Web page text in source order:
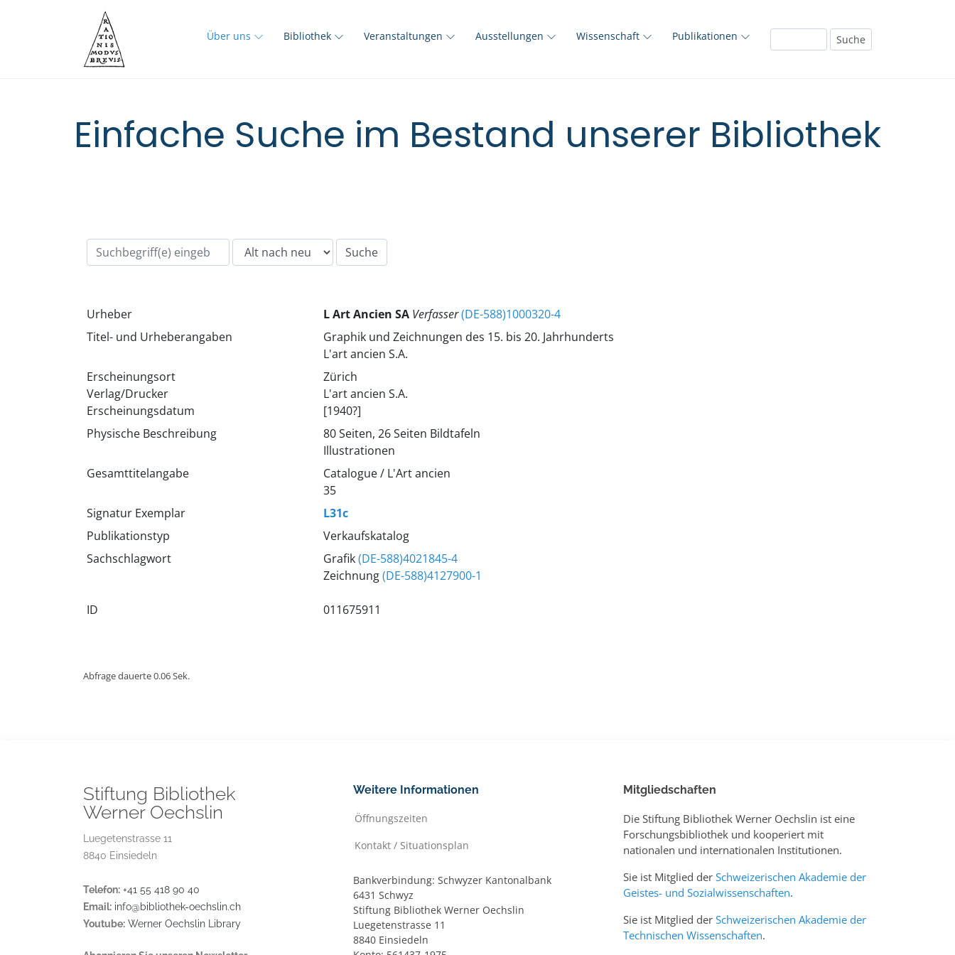
Über uns Bibliothek Veranstaltungen Ausstellungen Wissenschaft Publikationen
Einfache Suche im Bestand unserer Bibliothek
Urheber L Art Ancien SA Verfasser(DE-588)1000320-4
Titel- und Urheberangaben
Graphik und Zeichnungen des 15. bis 20. Jahrhunderts
L'art ancien S.A.
Erscheinungsort
Verlag/Drucker
Erscheinungsdatum
Zürich
L'art ancien S.A.
[1940?]
Physische Beschreibung
80 Seiten, 26 Seiten Bildtafeln
Illustrationen
Gesamttitelangabe
Catalogue / L'Art ancien
35
Signatur Exemplar
L31c
Publikationstyp
Verkaufskatalog
Sachschlagwort
Grafik(DE-588)4021845-4
Zeichnung(DE-588)4127900-1
ID 011675911
Abfrage dauerte 0.06 Sek.
Stiftung Bibliothek
Werner Oechslin
Luegetenstrasse 11
8840 Einsiedeln
Telefon: +41 55 418 90 40
Email: info@bibliothek-oechslin.ch
Youtube: Werner Oechslin Library
Weitere Informationen
Öffnungszeiten
Kontakt / Situationsplan
Bankverbindung: Schwyzer Kantonalbank
6431 Schwyz
Stiftung Bibliothek Werner Oechslin
Luegetenstrasse 11
8840 Einsiedeln
Mitgliedschaften
Die Stiftung Bibliothek Werner Oechslin ist eine
Forschungsbibliothek und kooperiert mit
nationalen und internationalen Institutionen.
Sie ist Mitglied der Schweizerischen Akademie der
Geistes- und Sozialwissenschaften.
Sie ist Mitglied der Schweizerischen Akademie der
Technischen Wissenschaften.